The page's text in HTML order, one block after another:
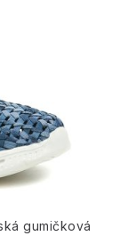
gumičková